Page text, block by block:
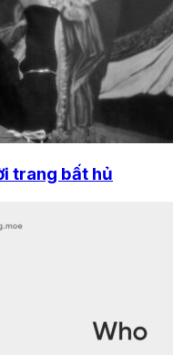
trang bất hủ